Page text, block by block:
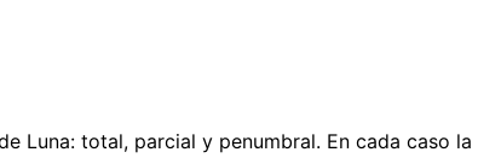
Luna: total, parcial y penumbral. En cada caso